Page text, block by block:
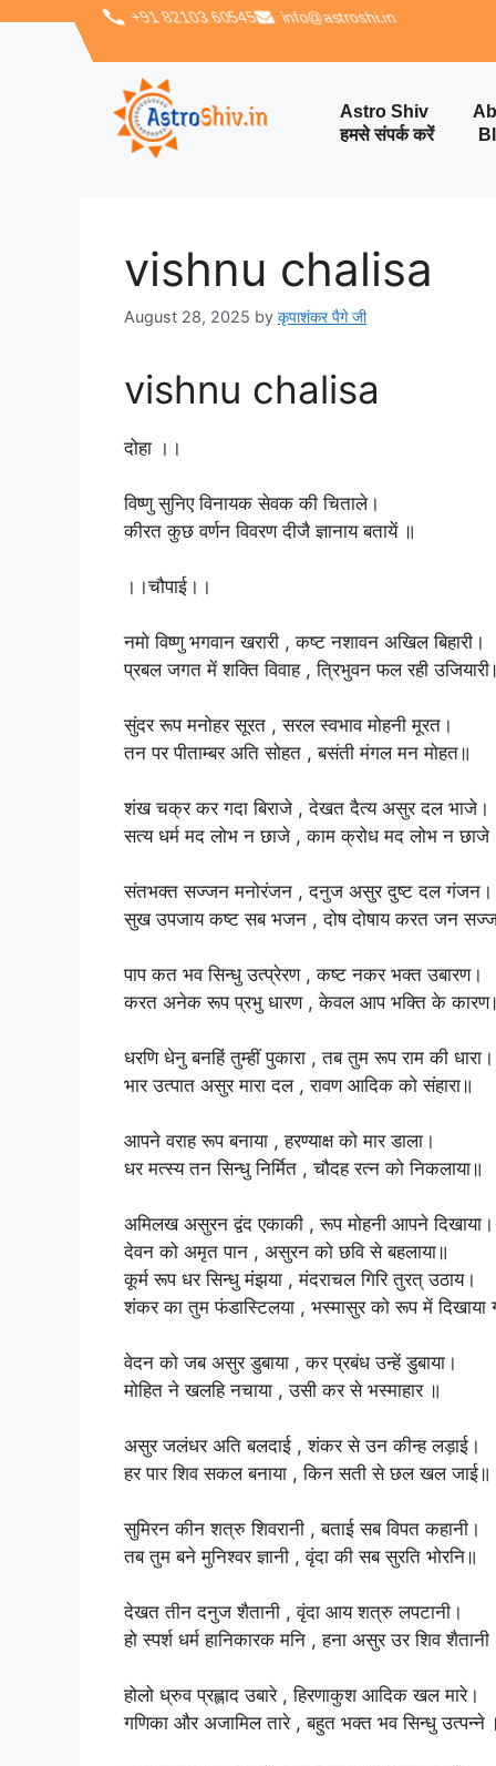
‪+91 82103 60545‬ info@astroshi.in
Astro Shiv
हमसे संपर्क करें
vishnu chalisa
August 28, 2025 by कृपाशंकर पैगे जी
vishnu chalisa
‎दोहा ।।
‎विष्णु सुनिए विनायक सेवक की चिताले।
‎कीरत कुछ वर्णन विवरण दीजै ज्ञानाय बतायें ॥
‎।।चौपाई।।
‎नमो विष्णु भगवान खरारी , कष्ट नशावन अखिल बिहारी।
‎प्रबल जगत में शक्ति विवाह , त्रिभुवन फल रही
‎सुंदर रूप मनोहर सूरत , सरल स्वभाव मोहनी मूरत।
‎तन पर पीताम्बर अति सोहत , बसंती मंगल मन मोहत॥
‎शंख चक्र कर गदा बिराजे , देखत दैत्य असुर दल भाजे।
‎सत्य धर्म मद लोभ न छाजे , काम क्रोध मद लोभ न छाजे
‎संतभक्त सज्जन मनोरंजन , दनुज असुर दुष्ट दल गंजन।
‎सुख उपजाय कष्ट सब भजन , दोष दोषाय करत जन
‎पाप कत भव सिन्धु उत्प्रेरण , कष्ट नकर भक्त उबारण।
‎करत अनेक रूप प्रभु धारण , केवल आप भक्ति के
‎धरणि धेनु बनहिं तुम्हीं पुकारा , तब तुम रूप राम की धारा।
‎भार उत्पात असुर मारा दल , रावण आदिक को संहारा॥
‎आपने वराह रूप बनाया , हरण्याक्ष को मार डाला।
‎धर मत्स्य तन सिन्धु निर्मित , चौदह रत्न को निकलाया॥
‎अमिलख असुरन द्वंद एकाकी , रूप मोहनी आपने दिखाया।
‎देवन को अमृत पान , असुरन को छवि से बहलाया॥
‎कूर्म रूप धर सिन्धु मंझया , मंदराचल गिरि तुरत् उठाय।
‎शंकर का तुम फंडास्टिलया , भस्मासुर को रूप में दिखाया
‎वेदन को जब असुर डुबाया , कर प्रबंध उन्हें डुबाया।
‎मोहित ने खलहि नचाया , उसी कर से भस्माहार ॥
‎असुर जलंधर अति बलदाई , शंकर से उन कीन्ह लड़ाई।
‎हर पार शिव सकल बनाया , किन सती से छल खल जाई॥
‎सुमिरन कीन शत्रु शिवरानी , बताई सब विपत कहानी।
‎तब तुम बने मुनिश्वर ज्ञानी , वृंदा की सब सुरति भोरनि॥
‎देखत तीन दनुज शैतानी , वृंदा आय शत्रु लपटानी।
‎हो स्पर्श धर्म हानिकारक मनि , हना असुर उर शिव शैतानी
‎होलो ध्रुव प्रह्लाद उबारे , हिरणाकुश आदिक खल मारे।
‎गणिका और अजामिल तारे , बहुत भक्त भव सिन्धु उत्पन्ने